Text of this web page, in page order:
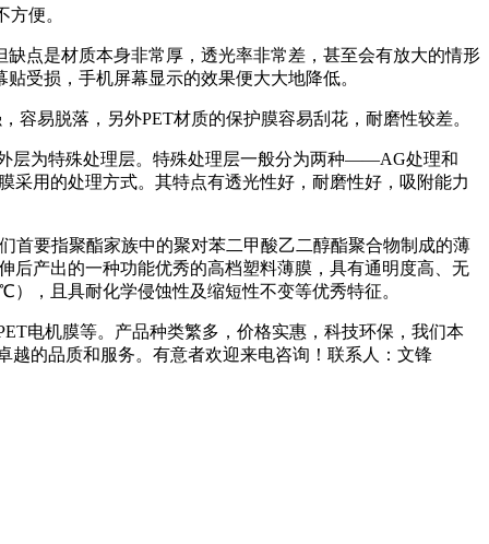
方便。
点是材质本身非常厚，透光率非常差，甚至会有放大的情形
贴受损，手机屏幕显示的效果便大大地降低。
易脱落，另外PET材质的保护膜容易刮花，耐磨性较差。
层为特殊处理层。特殊处理层一般分为两种——AG处理和
用的处理方式。其特点有透光性好，耐磨性好，吸附能力
首要指聚酯家族中的聚对苯二甲酸乙二醇酯聚合物制成的薄
后产出的一种功能优秀的高档塑料薄膜，具有通明度高、无
，且具耐化学侵蚀性及缩短性不变等优秀特征。
电机膜等。产品种类繁多，价格实惠，科技环保，我们本
的品质和服务。有意者欢迎来电咨询！联系人：文锋